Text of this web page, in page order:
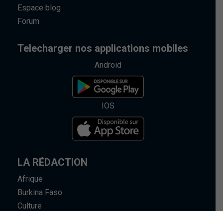
Espace blog
Forum
Telecharger nos applications mobiles
Android
IOS
LA RÉDACTION
Afrique
Burkina Faso
Culture